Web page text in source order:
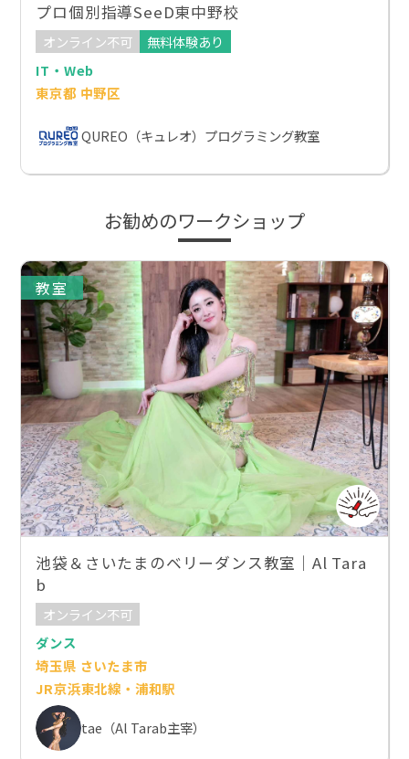
プロ個別指導SeeD東中野校
オンライン不可
無料体験あり
IT・Web
東京都 中野区
QUREO（キュレオ）プログラミング教室
お勧めのワークショップ
教室
池袋＆さいたまのベリーダンス教室｜Al Tara
b
オンライン不可
ダンス
埼玉県 さいたま市
JR京浜東北線・浦和駅
tae（Al Tarab主宰）